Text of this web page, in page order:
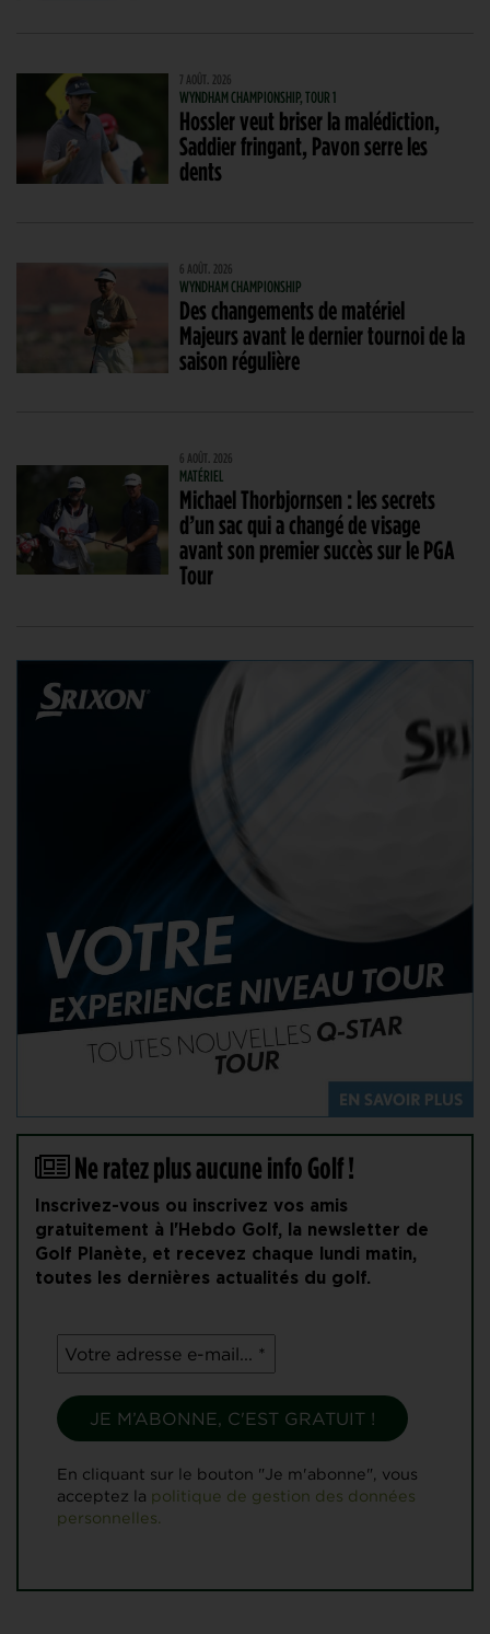
7 AOÛT. 2026
WYNDHAM CHAMPIONSHIP, TOUR 1
Hossler veut briser la malédiction,
Saddier fringant, Pavon serre les
dents
6 AOÛT. 2026
WYNDHAM CHAMPIONSHIP
Des changements de matériel
Majeurs avant le dernier tournoi de la
saison régulière
6 AOÛT. 2026
MATÉRIEL
Michael Thorbjornsen : les secrets
d’un sac qui a changé de visage
avant son premier succès sur le PGA
Tour
Ne ratez plus aucune info Golf !
Inscrivez-vous ou inscrivez vos amis
gratuitement à l'Hebdo Golf, la newsletter de
Golf Planète, et recevez chaque lundi matin,
toutes les dernières actualités du golf.
En cliquant sur le bouton "Je m'abonne", vous
acceptez la politique de gestion des données
personnelles.